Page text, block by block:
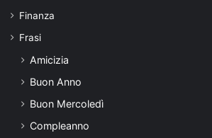
Finanza
Frasi
Amicizia
Buon Anno
Buon Mercoledì
Compleanno